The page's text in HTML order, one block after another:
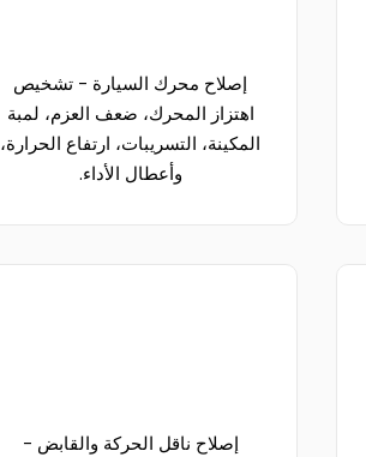
إصلاح محرك السيارة - تشخيص
اهتزاز المحرك، ضعف العزم، لمبة
المكينة، التسريبات، ارتفاع الحرارة،
وأعطال الأداء.
إصلاح ناقل الحركة والقابض -